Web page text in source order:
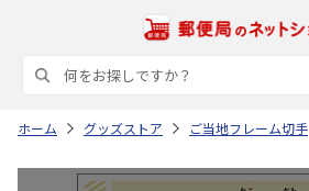
ホーム グッズストア ご当地フレーム切手